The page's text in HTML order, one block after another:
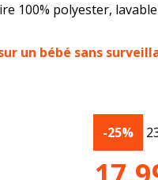
100% polyester,
un bébé sans
-25%